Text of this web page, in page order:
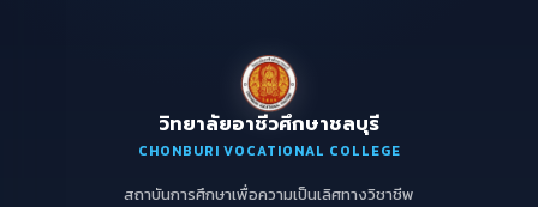
วิทยาลัยอาชีวศึกษาชลบุรี
CHONBURI VOCATIONAL COLLEGE
สถาบันการศึกษาเพื่อความเป็นเลิศทางวิชาชีพ